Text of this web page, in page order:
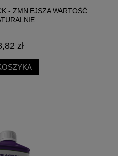
- ZMNIEJSZA WARTOŚĆ
zł